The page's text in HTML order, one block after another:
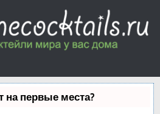
на первые места?